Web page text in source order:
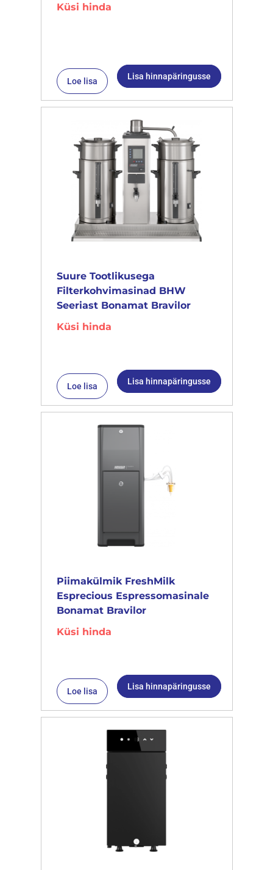
Küsi hinda
Loe lisa Lisa hinnapäringusse
Suure Tootlikusega
Filterkohvimasinad BHW
Seeriast Bonamat Bravilor
Küsi hinda
Loe lisa Lisa hinnapäringusse
Piimakülmik FreshMilk
Esprecious Espressomasinale
Bonamat Bravilor
Küsi hinda
Loe lisa Lisa hinnapäringusse